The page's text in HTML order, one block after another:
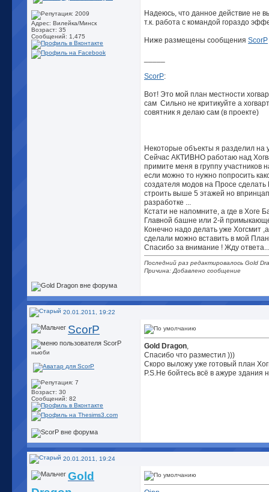
Адрес: Вилейка/Минск
Возраст: 35
Сообщений: 1,475
Надеюсь, что данное действие не
т.к. работа с командой гораздо
Ниже размещены сообщения ScorP
ScorP:
Вот! Это мой план местности
сам Сильно не критикуйте а
совятник я делаю сам (в проекте)
Некоторые объекты я разделил на
Сейчас АКТИВНО работаю над
примите меня в группу участников
если можно то нужно попросить
создателя модов на Просе
строить выше 5 этажей но
разработке ...
Кстати не напомните, а где в Хоге
Главной башне или 2-й
Конечно надо делать уже Хогсмит
сделали можно вставить в мой
Спасибо за внимание ! Жду ответа...
Последний раз редактировалось Gold
Причина: Добавлено сообщение
20.01.2011, 19:22
ScorP
ньюби
Возраст: 30
Сообщений: 82
Gold Dragon,
Спасибо что разместил )))
Скоро выложу уже готовый план
P.S.Не бойтесь всё в ажуре здания
20.01.2011, 19:24
Gold